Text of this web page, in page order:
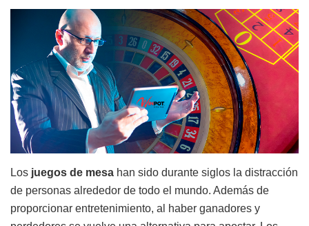
Los juegos de mesa han sido durante siglos la distracción
de personas alrededor de todo el mundo. Además de
proporcionar entretenimiento, al haber ganadores y